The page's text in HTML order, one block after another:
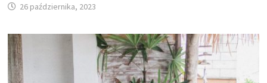
26 października, 2023